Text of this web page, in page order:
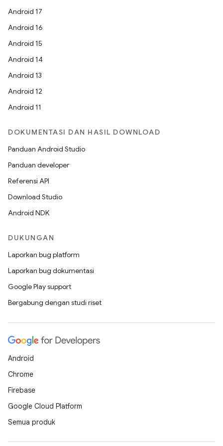
Android 17
Android 16
Android 15
Android 14
Android 13
Android 12
Android 11
DOKUMENTASI DAN HASIL DOWNLOAD
Panduan Android Studio
Panduan developer
Referensi API
Download Studio
Android NDK
DUKUNGAN
Laporkan bug platform
Laporkan bug dokumentasi
Google Play support
Bergabung dengan studi riset
Android
Chrome
Firebase
Google Cloud Platform
Semua produk